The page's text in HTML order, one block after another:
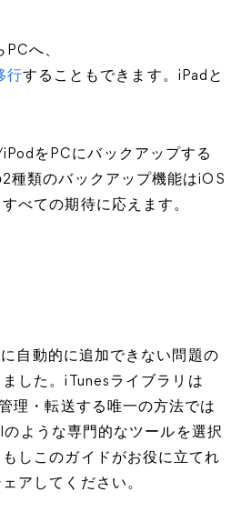
へ、
行することもできます。iPadと
をPCにバックアップする
種類のバックアップ機能はiOS
べての期待に応えます。
自動的に追加できない問題の
した。iTunesライブラリは
理・転送する唯一の方法では
ような専門的なツールを選択
しこのガイドがお役に立てれ
アしてください。